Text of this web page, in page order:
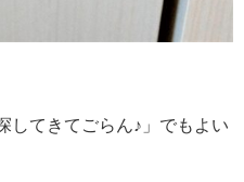
してきてごらん♪」でもよい